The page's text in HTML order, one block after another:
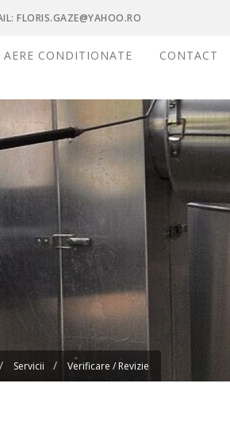
FLORIS.GAZE@YAHOO.RO
AERE CONDITIONATE CONTACT
Servicii Verificare / Revizie